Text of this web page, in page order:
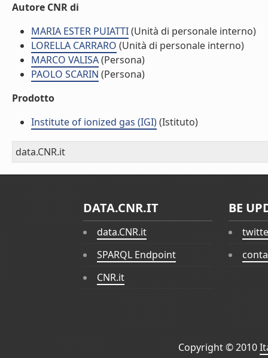
Autore CNR di
MARIA ESTER PUIATTI(Unità di personale interno)
LORELLA CARRARO (Unità di personale interno)
MARCO VALISA(Persona)
PAOLO SCARIN (Persona)
Prodotto
Institute of ionized gas (IGI)(Istituto)
data.CNR.it
DATA.CNR.IT
data.CNR.it
SPARQL Endpoint
CNR.it
BE
Copyright © 2010